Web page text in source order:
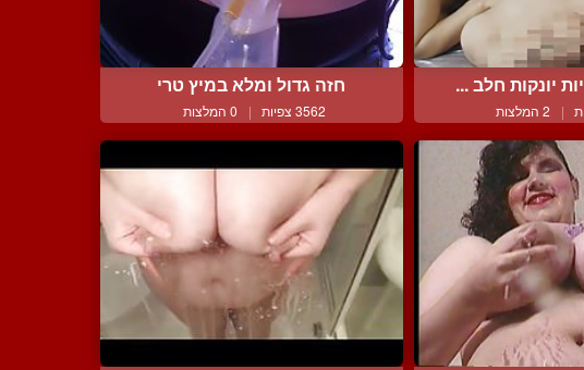
יונקות חלב ...
| 2 המלצות
חזה גדול ומלא במיץ טרי
3562 צפיות | 0 המלצות